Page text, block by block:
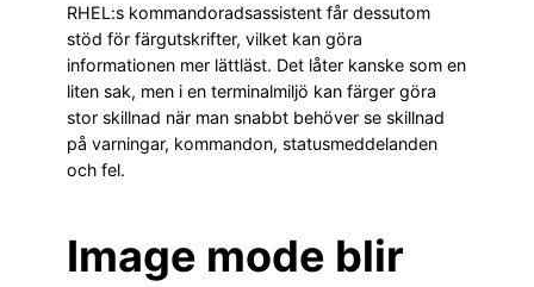
RHEL:s kommandoradsassistent får dessutom
stöd för färgutskrifter, vilket kan göra
informationen mer lättläst. Det låter kanske som en
liten sak, men i en terminalmiljö kan färger göra
stor skillnad när man snabbt behöver se skillnad
på varningar, kommandon, statusmeddelanden
och fel.
Image mode blir